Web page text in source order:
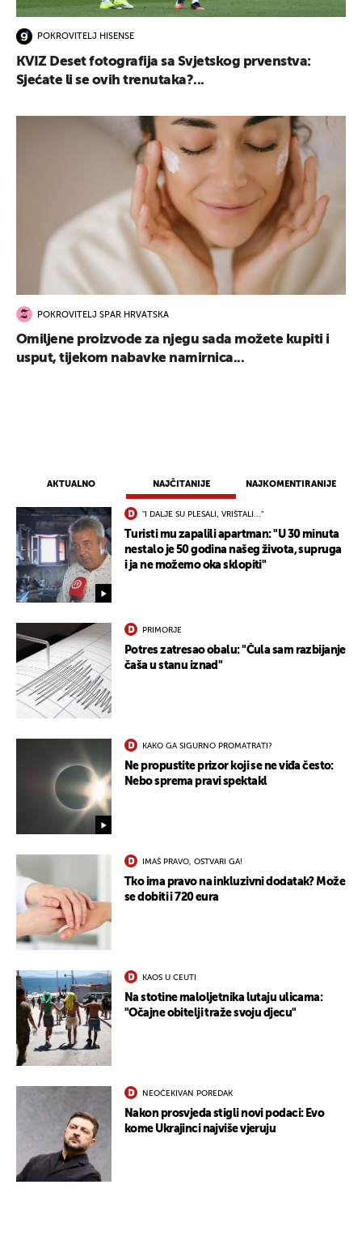
AKTUALNO NAJČITANIJE NAJKOMENTIRANIJE
"I DALJE SU PLESALI, VRIŠTALI..."
Turisti mu zapalili apartman: "U 30 minuta
nestalo je 50 godina našeg života, supruga
i ja ne možemo oka sklopiti"
PRIMORJE
Potres zatresao obalu: "Čula sam razbijanje
čaša u stanu iznad"
KAKO GA SIGURNO PROMATRATI?
Ne propustite prizor koji se ne viđa često:
Nebo sprema pravi spektakl
IMAŠ PRAVO, OSTVARI GA!
Tko ima pravo na inkluzivni dodatak? Može
se dobiti i 720 eura
KAOS U CEUTI
Na stotine maloljetnika lutaju ulicama:
"Očajne obitelji traže svoju djecu"
NEOČEKIVAN POREDAK
Nakon prosvjeda stigli novi podaci: Evo
kome Ukrajinci najviše vjeruju
POKROVITELJ HISENSE
KVIZ Deset fotografija sa Svjetskog prvenstva:
Sjećate li se ovih trenutaka?...
POKROVITELJ SPAR HRVATSKA
Omiljene proizvode za njegu sada možete kupiti i
usput, tijekom nabavke namirnica...